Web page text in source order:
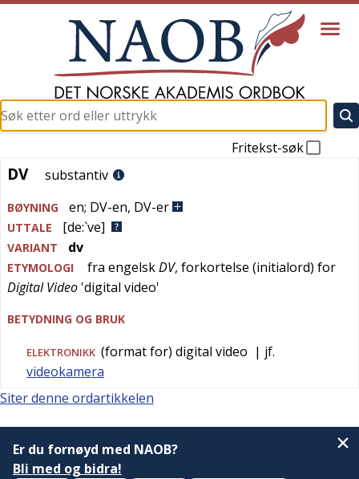
Fritekst-søk
DV
DV substantiv
BØYNING en; DV-en, DV-er
UTTALE [de:`ve]
VARIANT dv
ETYMOLOGI fra engelskDV, forkortelse (initialord) for
Digital Video 'digital video'
BETYDNING OG BRUK
ELEKTRONIKK (format for) digital video | jf.
videokamera
Siter denne ordartikkelen
Er du fornøyd med NAOB?
Bli med og bidra!